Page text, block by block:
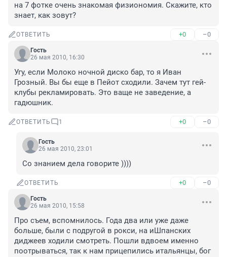
на 7 фотке очень знакомая физиономия. Скажите, кто
знает, как зовут?
ОТВЕТИТЬ +0 –0
Гость
26 мая 2010, 16:30
Угу, если Молоко ночной диско бар, то я Иван
Грозный. Вы бы еще в Пейот сходили. Зачем тут гей-
клубы рекламировать. Это ваще не заведение, а
гадюшник.
ОТВЕТИТЬ 1 +0 –0
Гость
26 мая 2010, 23:01
Со знанием дела говорите ))))
ОТВЕТИТЬ +0 –0
Гость
26 мая 2010, 15:58
Про съем, вспомнилось. Года два или уже даже
больше, были с подругой в рокси, на иШпанских
диджеев ходили смотреть. Пошли вдвоем именно
поотрываться, так к нам прицепились итальянцы, бог